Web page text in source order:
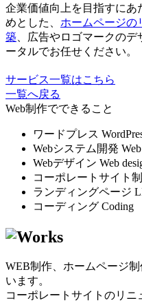
企業価値向上を目指すにあ
めとした、 ホームページの
築 、広告やロゴマークの
ータルでお任せください。
サービス一覧はこちら
一覧へ戻る
Web制作でできること
ワードプレス
Webシステム開発
Webデザイン Web
コーポレートサイト
ランディングページ
コーディング Coding
WEB制作、ホームページ
います。
コーポレートサイトのリ